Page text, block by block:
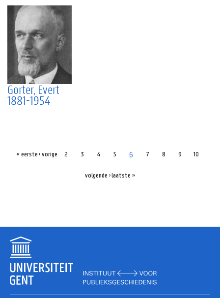
Gorter, Evert
1881-1954
« eerste ‹ vorige 2 3 4 5 6 7 8 9 10
volgende ›laatste »